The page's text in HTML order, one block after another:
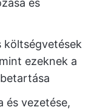
és
költségvetések
ezeknek a
és vezetése,